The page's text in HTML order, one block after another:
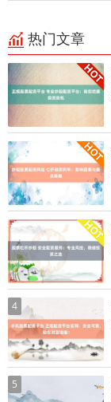
热门文章
4
5